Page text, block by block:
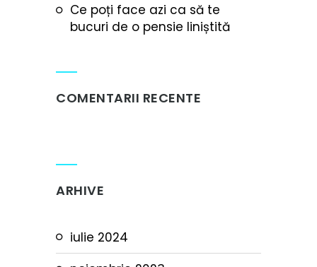
Ce poți face azi ca să te
bucuri de o pensie liniștită
COMENTARII RECENTE
ARHIVE
iulie 2024